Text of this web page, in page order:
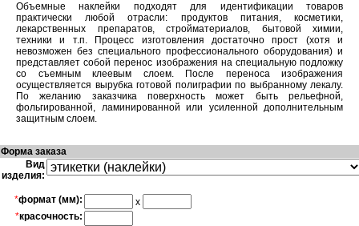
Объемные наклейки подходят для идентификации товаров
практически любой отрасли: продуктов питания, косметики,
лекарственных препаратов, стройматериалов, бытовой химии,
техники и т.п. Процесс изготовления достаточно прост (хотя и
невозможен без специального профессионального оборудования) и
представляет собой перенос изображения на специальную подложку
со съемным клеевым слоем. После переноса изображения
осуществляется вырубка готовой полиграфии по выбранному лекалу.
По желанию заказчика поверхность может быть рельефной,
фольгированной, ламинированной или усиленной дополнительным
защитным слоем.
Форма заказа
Вид
изделия:
*формат (мм):
x
*красочность: